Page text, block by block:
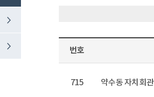
번호
715 약수동 자치회